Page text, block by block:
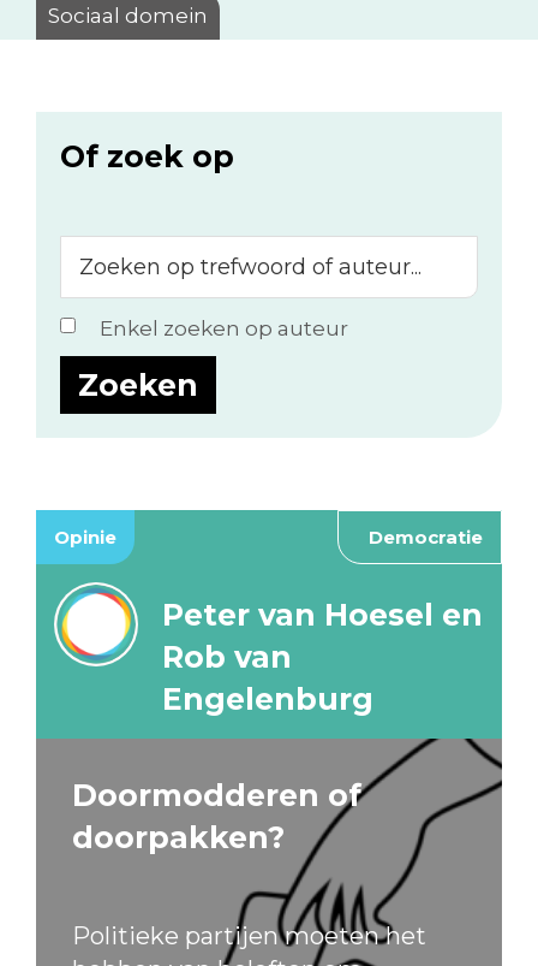
Sociaal domein
Of zoek op
op
trefwoord
of
auteur...
Enkel zoeken op auteur
Opinie Democratie
Peter van Hoesel en
Rob van
Engelenburg
Doormodderen of
doorpakken?
Politieke partijen moeten het